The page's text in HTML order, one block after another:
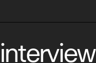
interview